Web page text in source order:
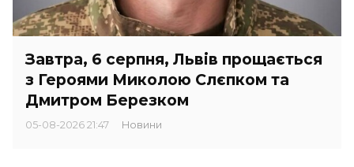
Завтра, 6 серпня, Львів прощається
з Героями Миколою Слєпком та
Дмитром Березком
05-08-2026 21:47 Новини